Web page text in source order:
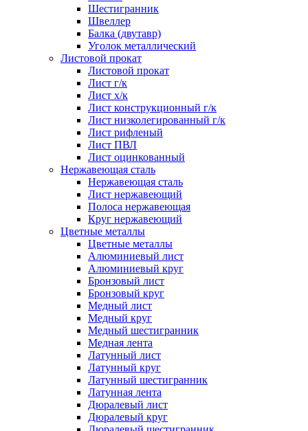
Шестигранник
Швеллер
Балка (двутавр)
Уголок металлический
Листовой прокат
Листовой прокат
Лист г/к
Лист х/к
Лист конструкционный г/к
Лист низколегированный г/к
Лист рифленый
Лист ПВЛ
Лист оцинкованный
Нержавеющая сталь
Нержавеющая сталь
Лист нержавеющий
Полоса нержавеющая
Круг нержавеющий
Цветные металлы
Цветные металлы
Алюминиевый лист
Алюминиевый круг
Бронзовый лист
Бронзовый круг
Медный лист
Медный круг
Медный шестигранник
Медная лента
Латунный лист
Латунный круг
Латунный шестигранник
Латунная лента
Дюралевый лист
Дюралевый круг